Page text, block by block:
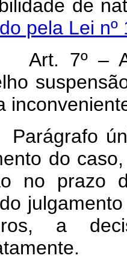
pela Lei
Art. 7º –
Parágrafo
do
no prazo
a